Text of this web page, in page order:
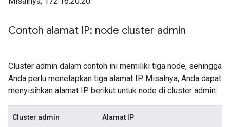
Contoh alamat IP: node cluster admin
Cluster admin dalam contoh ini memiliki tiga node, sehingga
Anda perlu menetapkan tiga alamat IP. Misalnya, Anda dapat
menyisihkan alamat IP berikut untuk node di cluster admin:
Cluster admin Alamat IP